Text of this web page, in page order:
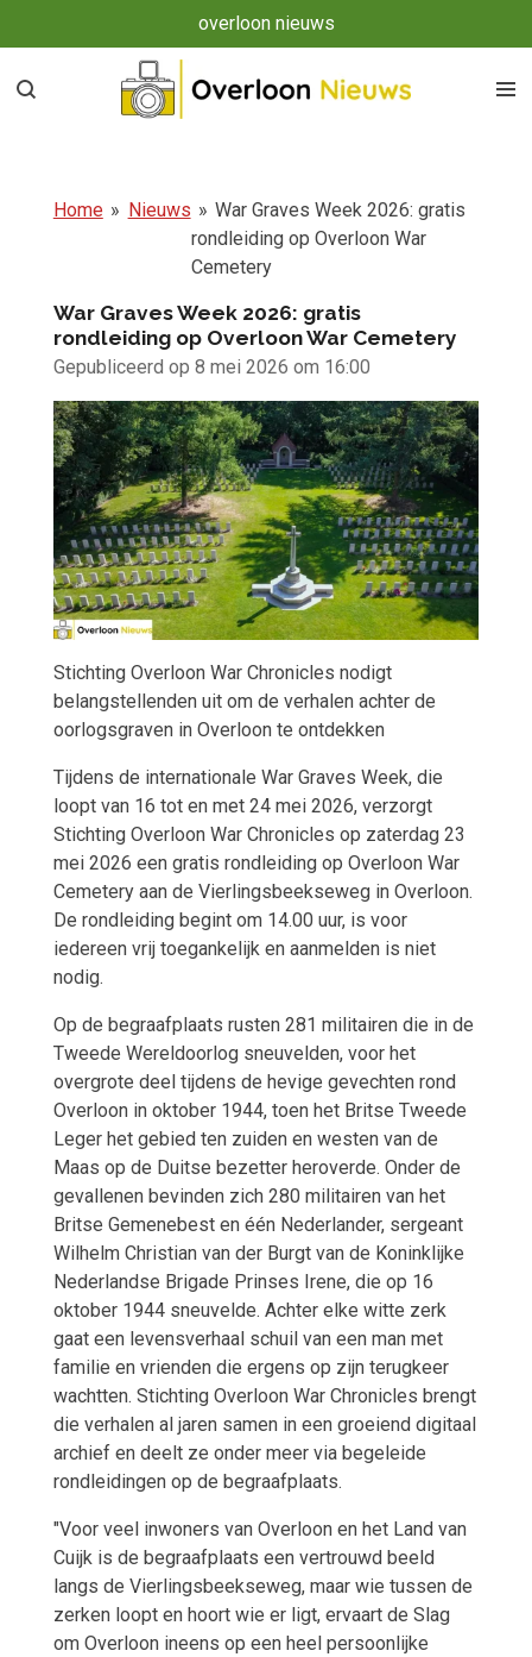
direct
naar
overloon nieuws
Home » Nieuws » War Graves Week 2026: gratis
rondleiding op Overloon War
Cemetery
War Graves Week 2026: gratis
rondleiding op Overloon War Cemetery
Gepubliceerd op 8 mei 2026 om 16:00
Stichting Overloon War Chronicles nodigt
belangstellenden uit om de verhalen achter de
oorlogsgraven in Overloon te ontdekken
Tijdens de internationale War Graves Week, die
loopt van 16 tot en met 24 mei 2026, verzorgt
Stichting Overloon War Chronicles op zaterdag 23
mei 2026 een gratis rondleiding op Overloon War
Cemetery aan de Vierlingsbeekseweg in Overloon.
De rondleiding begint om 14.00 uur, is voor
iedereen vrij toegankelijk en aanmelden is niet
nodig.
Op de begraafplaats rusten 281 militairen die in de
Tweede Wereldoorlog sneuvelden, voor het
overgrote deel tijdens de hevige gevechten rond
Overloon in oktober 1944, toen het Britse Tweede
Leger het gebied ten zuiden en westen van de
Maas op de Duitse bezetter heroverde. Onder de
gevallenen bevinden zich 280 militairen van het
Britse Gemenebest en één Nederlander, sergeant
Wilhelm Christian van der Burgt van de Koninklijke
Nederlandse Brigade Prinses Irene, die op 16
oktober 1944 sneuvelde. Achter elke witte zerk
gaat een levensverhaal schuil van een man met
familie en vrienden die ergens op zijn terugkeer
wachtten. Stichting Overloon War Chronicles brengt
die verhalen al jaren samen in een groeiend digitaal
archief en deelt ze onder meer via begeleide
rondleidingen op de begraafplaats.
"Voor veel inwoners van Overloon en het Land van
Cuijk is de begraafplaats een vertrouwd beeld
langs de Vierlingsbeekseweg, maar wie tussen de
zerken loopt en hoort wie er ligt, ervaart de Slag
om Overloon ineens op een heel persoonlijke